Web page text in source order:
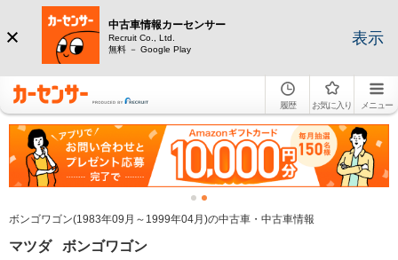
中古車情報カーセンサー
Recruit Co., Ltd.
無料 － Google Play
表示
履歴 お気に入り メニュー
ボンゴワゴン(1983年09月～1999年04月)の中古車・中古車情報
マツダ ボンゴワゴン